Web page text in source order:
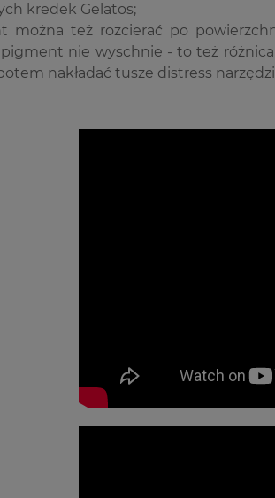
kredek Gelatos;
można też rozcierać po
pigment nie wyschnie - to też
nakładać tusze distress